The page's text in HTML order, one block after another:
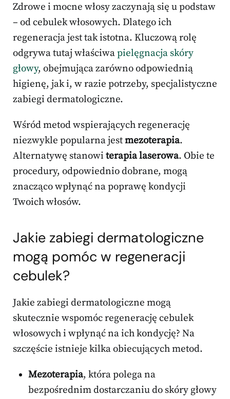
Zdrowe i mocne włosy zaczynają się u podstaw
– od cebulek włosowych. Dlatego ich
regeneracja jest tak istotna. Kluczową rolę
odgrywa tutaj właściwapielęgnacja skóry
głowy, obejmująca zarówno odpowiednią
higienę, jak i, w razie potrzeby, specjalistyczne
zabiegi dermatologiczne.
Wśród metod wspierających regenerację
niezwykle popularna jestmezoterapia.
Alternatywę stanowi terapia laserowa. Obie te
procedury, odpowiednio dobrane, mogą
znacząco wpłynąć na poprawę kondycji
Twoich włosów.
Jakie zabiegi dermatologiczne
mogą pomóc w regeneracji
cebulek?
Jakie zabiegi dermatologiczne mogą
skutecznie wspomóc regenerację cebulek
włosowych i wpłynąć na ich kondycję? Na
szczęście istnieje kilka obiecujących metod.
Mezoterapia, która polega na
bezpośrednim dostarczaniu do skóry głowy